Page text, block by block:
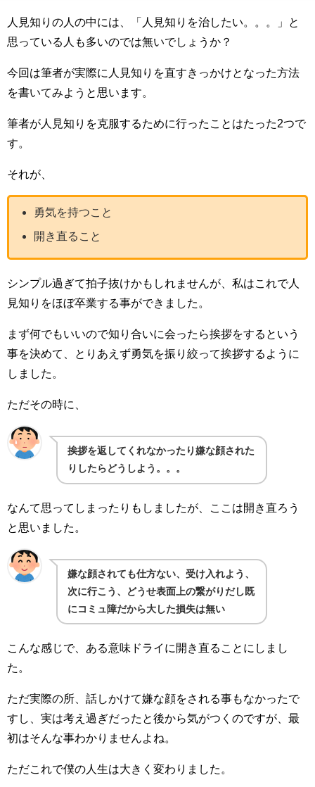
人見知りの人の中には、「人見知りを治したい。。。」と
思っている人も多いのでは無いでしょうか？
今回は筆者が実際に人見知りを直すきっかけとなった方法
を書いてみようと思います。
筆者が人見知りを克服するために行ったことはたった2つで
す。
それが、
勇気を持つこと
開き直ること
シンプル過ぎて拍子抜けかもしれませんが、私はこれで人
見知りをほぼ卒業する事ができました。
まず何でもいいので知り合いに会ったら挨拶をするという
事を決めて、とりあえず勇気を振り絞って挨拶するように
しました。
ただその時に、
挨拶を返してくれなかったり嫌な顔された
りしたらどうしよう。。。
なんて思ってしまったりもしましたが、ここは開き直ろう
と思いました。
嫌な顔されても仕方ない、受け入れよう、
次に行こう、どうせ表面上の繋がりだし既
にコミュ障だから大した損失は無い
こんな感じで、ある意味ドライに開き直ることにしまし
た。
ただ実際の所、話しかけて嫌な顔をされる事もなかったで
すし、実は考え過ぎだったと後から気がつくのですが、最
初はそんな事わかりませんよね。
ただこれで僕の人生は大きく変わりました。